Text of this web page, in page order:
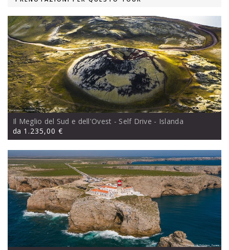
Il Meglio del Sud e dell'Ovest - Self Drive - Islanda
da 1.235,00 €